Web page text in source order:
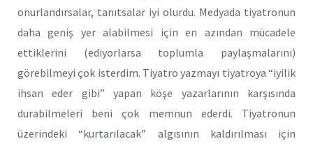
onurlandırsalar, tanıtsalar iyi olurdu. Medyada tiyatronun
daha geniş yer alabilmesi için en azından mücadele
ettiklerini (ediyorlarsa toplumla paylaşmalarını)
görebilmeyi çok isterdim. Tiyatro yazmayı tiyatroya “iyilik
ihsan eder gibi” yapan köşe yazarlarının karşısında
durabilmeleri beni çok memnun ederdi. Tiyatronun
üzerindeki “kurtarılacak” algısının kaldırılması için